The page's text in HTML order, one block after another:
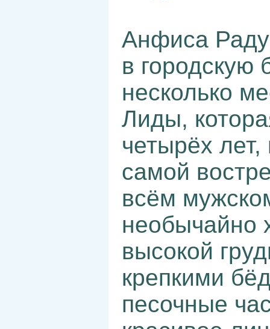
Анфиса
в городскую
несколько
Лиды,
четырёх
самой
всём
необычайно
высокой
крепкими
песочные